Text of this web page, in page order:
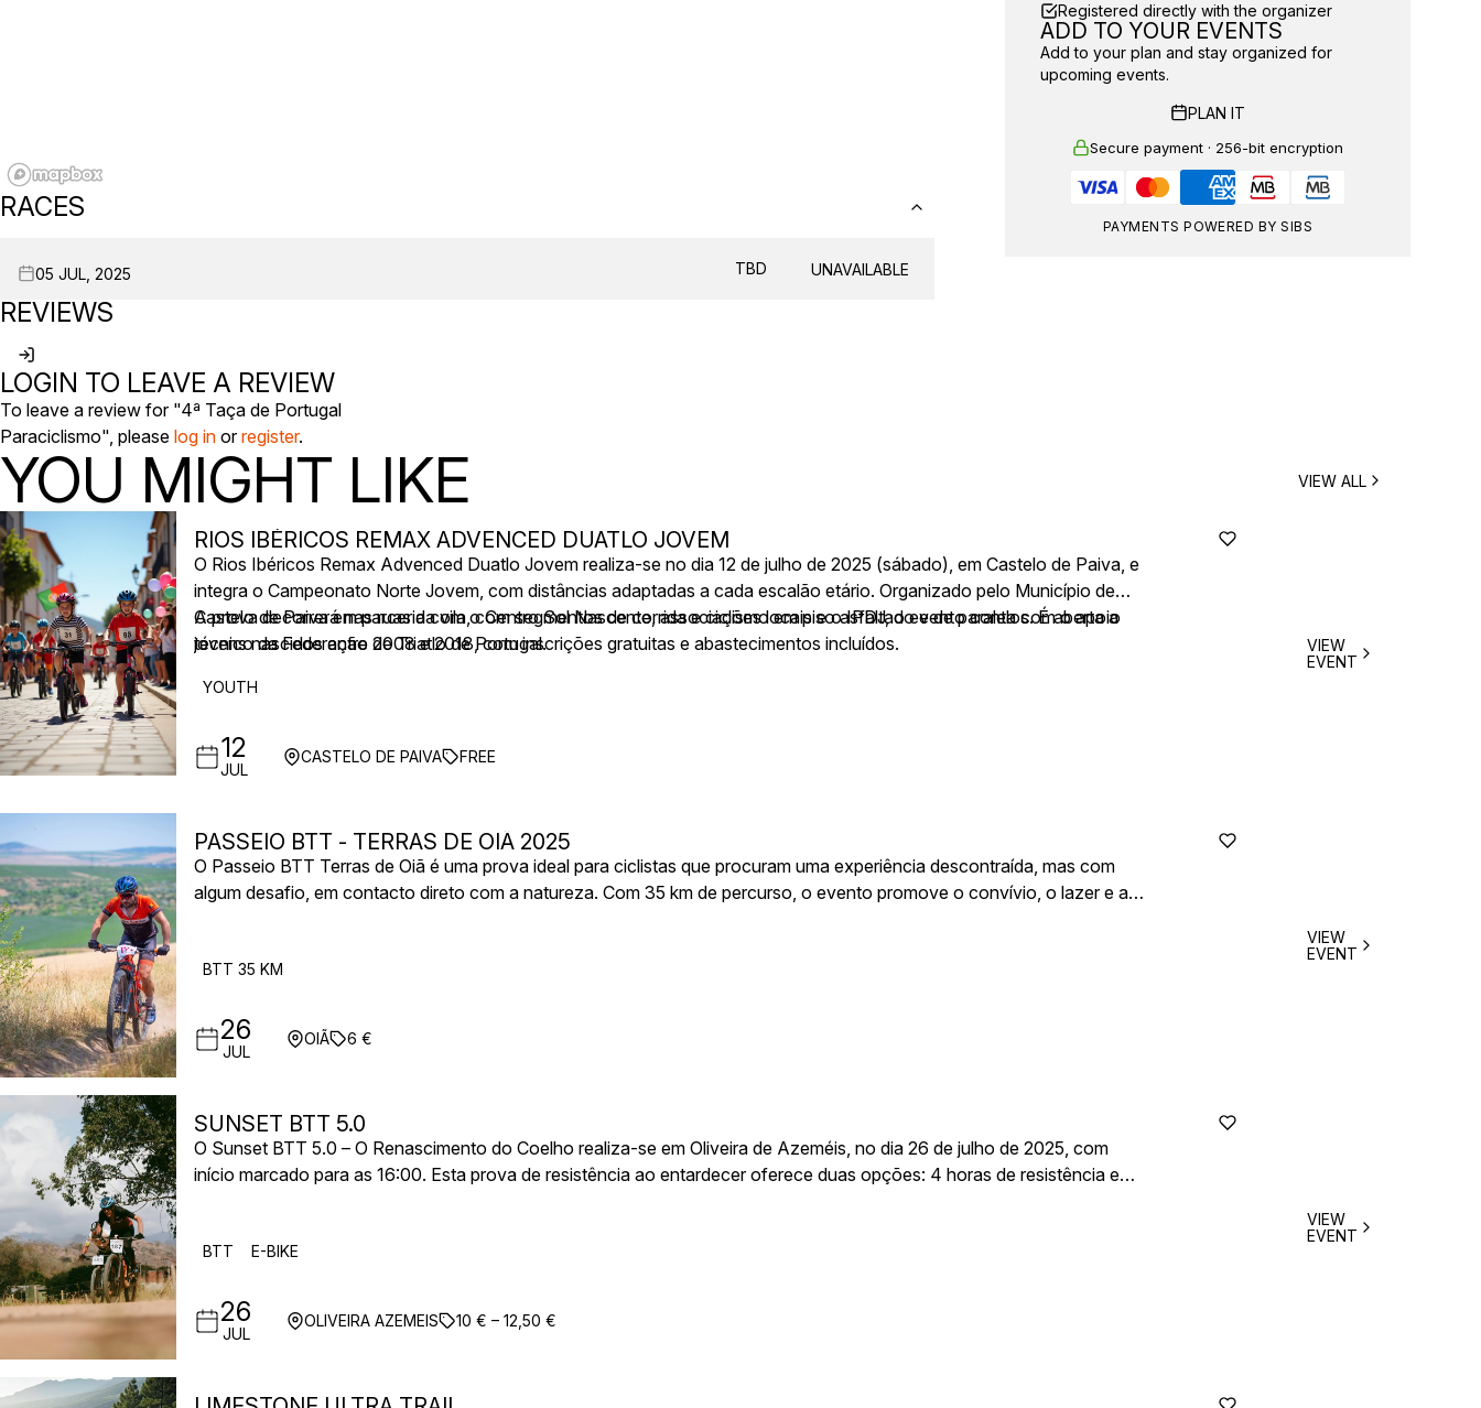
RACES
05 JUL, 2025 TBD UNAVAILABLE
REVIEWS
LOGIN TO LEAVE A REVIEW
To leave a review for "4ª Taça de Portugal
Paraciclismo", please log in orregister.
Registered directly with the organizer
ADD TO YOUR EVENTS
Add to your plan and stay organized for
upcoming events.
PLAN IT
Secure payment · 256-bit encryption
PAYMENTS POWERED BY SIBS
YOU MIGHT LIKE VIEW ALL
RIOS IBÉRICOS REMAX ADVENCED DUATLO JOVEM
O Rios Ibéricos Remax Advenced Duatlo Jovem realiza-se no dia 12 de julho de 2025 (sábado), em Castelo de Paiva, e
integra o Campeonato Norte Jovem, com distâncias adaptadas a cada escalão etário. Organizado pelo Município de
Castelo de Paiva em parceria com o Centro Sol Nascente, associações locais e o IPDJ, o evento conta com o apoio
técnico da Federação de Triatlo de Portugal.
A prova decorrerá nas ruas da vila, com segmentos de corrida e ciclismo em piso asfaltado e de paralelos. É aberta a
jovens nascidos entre 2008 e 2018, com inscrições gratuitas e abastecimentos incluídos.
YOUTH
12
JUL
CASTELO DE PAIVA FREE
VIEW
EVENT
PASSEIO BTT - TERRAS DE OIÃ 2025
O Passeio BTT Terras de Oiã é uma prova ideal para ciclistas que procuram uma experiência descontraída, mas com
algum desafio, em contacto direto com a natureza. Com 35 km de percurso, o evento promove o convívio, o lazer e a
BTT 35 KM
26
JUL
OIÃ 6 €
VIEW
EVENT
SUNSET BTT 5.0
O Sunset BTT 5.0 – O Renascimento do Coelho realiza-se em Oliveira de Azeméis, no dia 26 de julho de 2025, com
início marcado para as 16:00. Esta prova de resistência ao entardecer oferece duas opções: 4 horas de resistência em
BTT E-BIKE
26
JUL
OLIVEIRA AZEMEIS 10 € – 12,50 €
VIEW
EVENT